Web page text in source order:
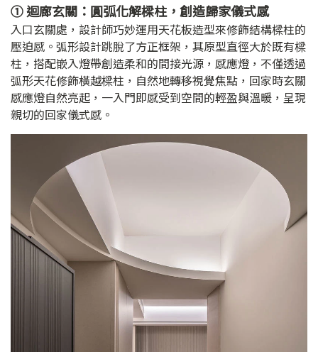
① 迴廊玄關：圓弧化解樑柱，創造歸家儀式感
入口玄關處，設計師巧妙運用天花板造型來修飾結構樑柱的
壓迫感。弧形設計跳脫了方正框架，其原型直徑大於既有樑
柱，搭配嵌入燈帶創造柔和的間接光源，感應燈，不僅透過
弧形天花修飾橫越樑柱，自然地轉移視覺焦點，回家時玄關
感應燈自然亮起，一入門即感受到空間的輕盈與溫暖，呈現
親切的回家儀式感。